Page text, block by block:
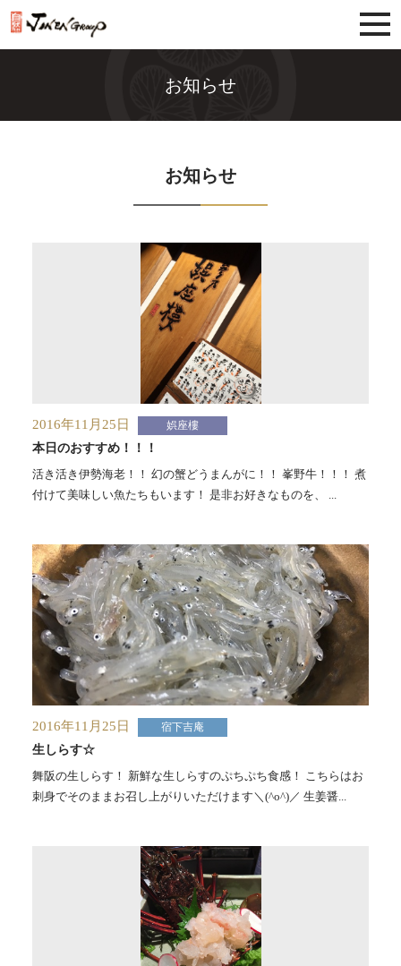
お知らせ
お知らせ
2016年11月25日 娯座樓
本日のおすすめ！！！
活き活き伊勢海老！！ 幻の蟹どうまんがに！！ 峯野牛！！！ 煮
付けて美味しい魚たちもいます！ 是非お好きなものを、 ...
2016年11月25日 宿下吉庵
生しらす☆
舞阪の生しらす！ 新鮮な生しらすのぷちぷち食感！ こちらはお
刺身でそのままお召し上がりいただけます＼(^o^)／ 生姜醤...